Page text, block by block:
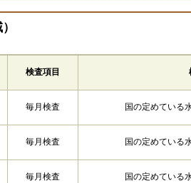
検査項目
毎月検査 国の定めている
毎月検査 国の定めている
毎月検査 国の定めている